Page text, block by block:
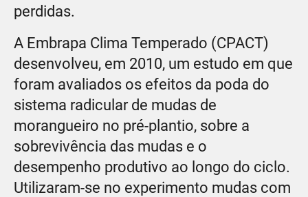
perdidas.
A Embrapa Clima Temperado (CPACT)
desenvolveu, em 2010, um estudo em que
foram avaliados os efeitos da poda do
sistema radicular de mudas de
morangueiro no pré-plantio, sobre a
sobrevivência das mudas e o
desempenho produtivo ao longo do ciclo.
Utilizaram-se no experimento mudas com